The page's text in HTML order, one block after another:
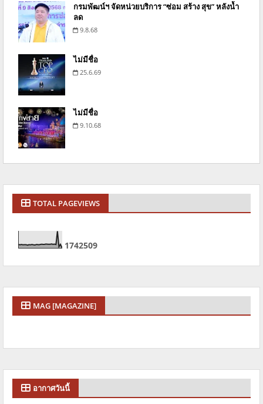
กรมพัฒน์ฯ จัดหน่วยบริการ “ซ่อม สร้าง สุข” หลังน้ำ
ลด
9.8.68
ไม่มีชื่อ
25.6.69
ไม่มีชื่อ
9.10.68
TOTAL PAGEVIEWS
1742509
MAG [MAGAZINE]
อากาศวันนี้